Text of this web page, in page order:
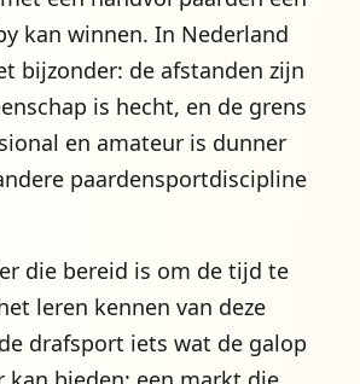
kan winnen. In Nederland
bijzonder: de afstanden zijn
is hecht, en de grens
en amateur is dunner
paardensportdiscipline
die bereid is om de tijd te
leren kennen van deze
drafsport iets wat de galop